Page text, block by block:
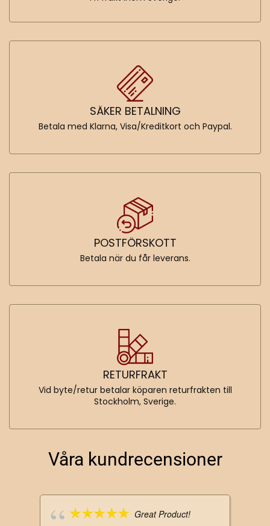
SÄKER BETALNING
Betala med Klarna, Visa/Kreditkort och Paypal.
POSTFÖRSKOTT
Betala när du får leverans.
RETURFRAKT
Vid byte/retur betalar köparen returfrakten till
Stockholm, Sverige.
Våra kundrecensioner
Great Product!